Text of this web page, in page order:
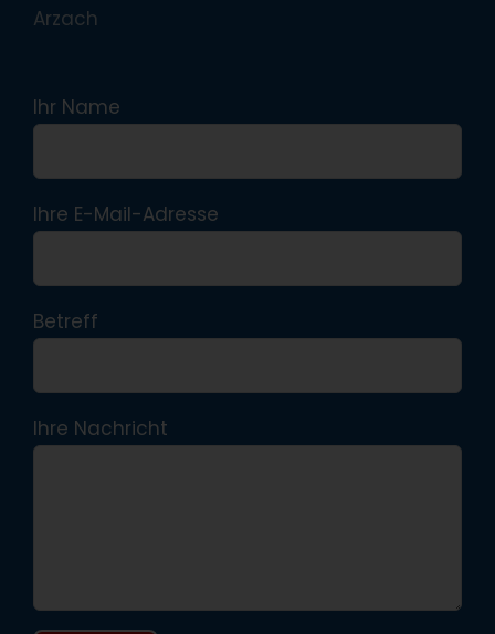
Arzach
Ihr Name
Ihre E-Mail-Adresse
Betreff
Ihre Nachricht